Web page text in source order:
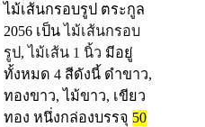
ไม้เส้นกรอบรูป ตระกูล
2056 เป็น ไม้เส้นกรอบ
รูป, ไม้เส้น 1 นิ้ว มีอยู่
ทั้งหมด 4 สีดังนี้ ดำขาว,
ทองขาว, ไม้ขาว, เขียว
ทอง หนึ่งกล่องบรรจุ 50